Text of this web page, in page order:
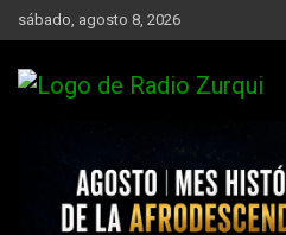
Skip
to
sábado, agosto 8, 2026
Radio Zurqui